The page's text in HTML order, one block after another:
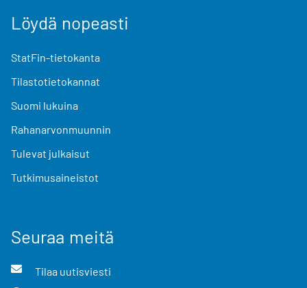
Löydä nopeasti
StatFin-tietokanta
Tilastotietokannat
Suomi lukuina
Rahanarvonmuunnin
Tulevat julkaisut
Tutkimusaineistot
Seuraa meitä
Tilaa uutisviesti